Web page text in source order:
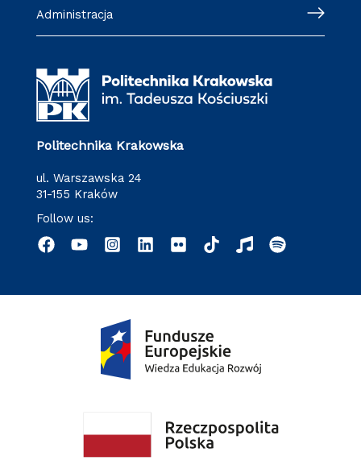
Administracja
Politechnika Krakowska
ul. Warszawska 24
31-155 Kraków
Follow us: